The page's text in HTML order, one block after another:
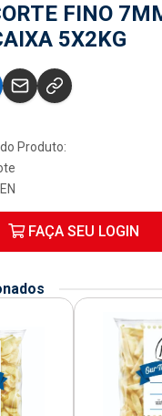
FINO
5X2KG
Produto:
FAÇA SEU LOGIN